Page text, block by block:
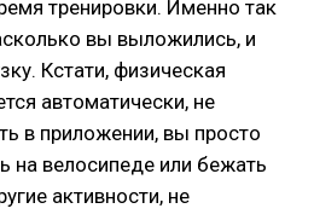
тренировки. Именно так
вы выложились, и
Кстати, физическая
автоматически, не
в приложении, вы просто
на велосипеде или бежать
активности, не